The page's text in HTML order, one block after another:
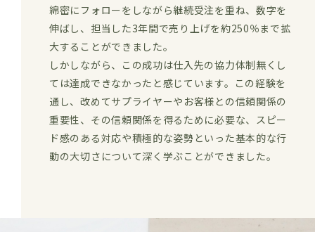
綿密にフォローをしながら継続受注を重ね、数字を
伸ばし、担当した3年間で売り上げを約250％まで拡
大することができました。
しかしながら、この成功は仕入先の協力体制無くし
ては達成できなかったと感じています。この経験を
通し、改めてサプライヤーやお客様との信頼関係の
重要性、その信頼関係を得るために必要な、スピー
ド感のある対応や積極的な姿勢といった基本的な行
動の大切さについて深く学ぶことができました。